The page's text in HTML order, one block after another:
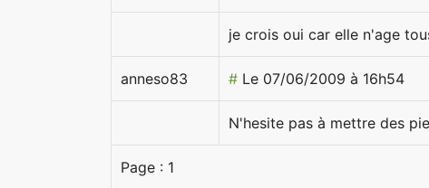
je crois oui car elle n'age
anneso83 # Le 07/06/2009 à 16h54
N'hesite pas à mettre des
Page : 1